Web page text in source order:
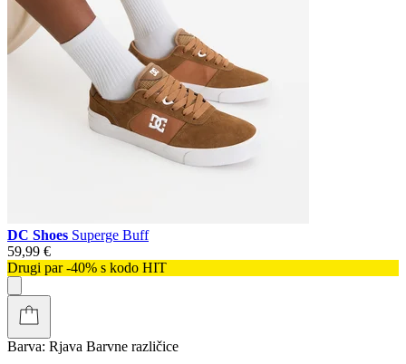
DC Shoes Superge Buff
59,99 €
Drugi par -40% s kodo HIT
Barva: Rjava Barvne različice